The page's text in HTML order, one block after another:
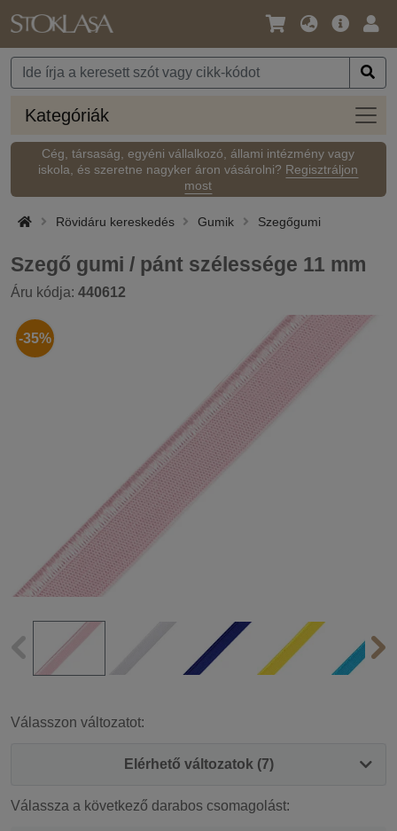
Nyelv
Pénznem
Fő
Kategóriák
Cég, társaság, egyéni vállalkozó, állami intézmény vagy
iskola, és szeretne nagyker áron vásárolni? Regisztráljon
most
Rövidáru kereskedés Gumik Szegőgumi
Szegő gumi / pánt szélessége 11 mm
Áru kódja: 440612
-35%
Válasszon változatot:
Elérhető változatok (7)
Válassza a következő darabos csomagolást: